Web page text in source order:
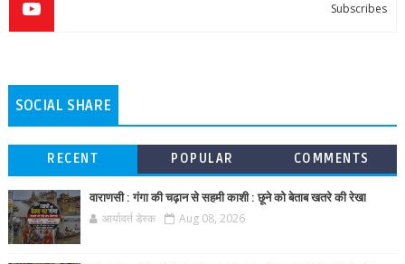
Subscribes
SOCIAL SHARE
RECENT POPULAR COMMENTS
वाराणसी : गंगा की चढ़ान से सहमी काशी : छूने को बेताब खतरे की रेखा
आर्यावर्त डेस्क Aug 08, 2026